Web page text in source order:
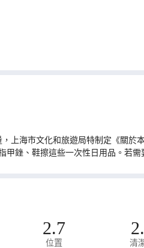
上海市文化和旅遊局特制定《關於
銼、鞋擦這些一次性日用品。若需
2.7
位置 清